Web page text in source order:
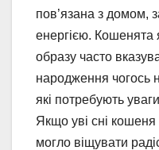
пов’язана з домом,
енергією. Кошенята
образу часто
народження чогось
які потребують
Якщо уві сні
могло віщувати